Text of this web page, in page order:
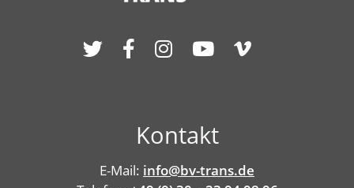
Kontakt
E-Mail: info@bv-trans.de